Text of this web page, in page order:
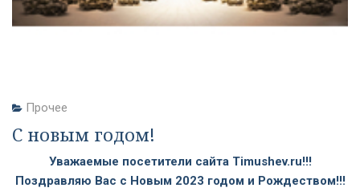
Прочее
С новым годом!
Уважаемые посетители сайта Timushev.ru!!!
Поздравляю Вас с Новым 2023 годом и Рождеством!!!